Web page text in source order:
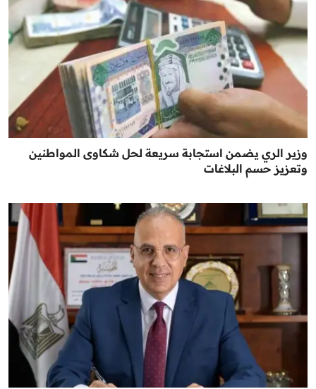
وزير الري يضمن استجابة سريعة لحل شكاوى المواطنين
وتعزيز حسم البلاغات